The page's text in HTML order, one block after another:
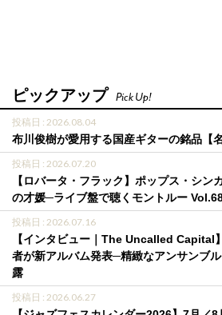
ピックアップ Pick Up!
投稿日 : 2026.08.04
布川俊樹が愛用する国産ギターの銘品【
投稿日 : 2026.07.20
【ロバータ・フラック】ポップス・シン
の才媛─ライブ盤で聴くモントルー
投稿日 : 2026.07.16
【インタビュー｜The Uncalled Capital
者が新アルバム発表─精緻なアンサンブ
露
投稿日 : 2026.06.27